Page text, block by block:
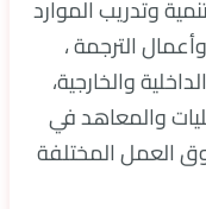
وتنمية وتدريب الموارد
الترجمة ،
والخارجية،
والمعاهد في
العمل المختلفة